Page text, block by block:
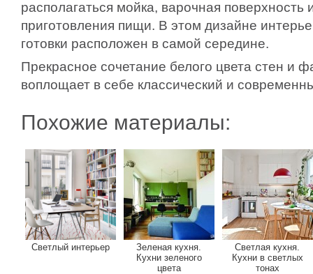
располагаться мойка, варочная поверхность
приготовления пищи. В этом дизайне
готовки расположен в самой середине.
Прекрасное сочетание белого цвета стен и
воплощает в себе классический и
Похожие материалы:
Светлый интерьер
Зеленая кухня.
Кухни зеленого
цвета
Светлая кухня.
Кухни в светлых
тонах